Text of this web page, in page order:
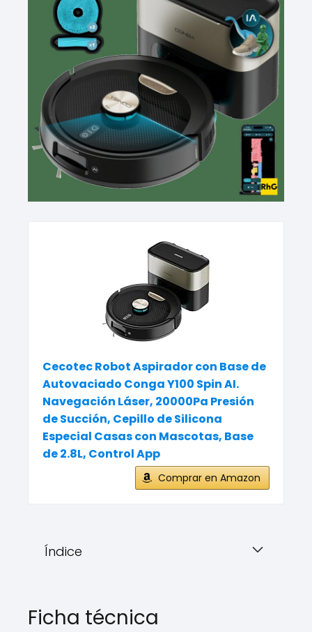
Cecotec Robot Aspirador con Base de
Autovaciado Conga Y100 Spin AI.
Navegación Láser, 20000Pa Presión
de Succión, Cepillo de Silicona
Especial Casas con Mascotas, Base
de 2.8L, Control App
Comprar en Amazon
Índice
Ficha técnica